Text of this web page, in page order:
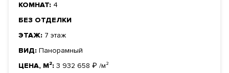
КОМНАТ: 4
БЕЗ ОТДЕЛКИ
ЭТАЖ: 7 этаж
ВИД: Панорамный
ЦЕНА, М²: 3 932 658 ₽ /м²